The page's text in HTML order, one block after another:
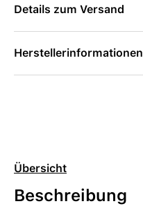
Details zum Versand
Herstellerinformationen
Übersicht
Beschreibung